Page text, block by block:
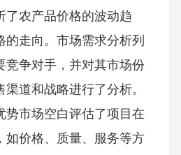
了农产品价格的波动趋
走向。市场需求分析列
竞争对手，并对其市场份
道和战略进行了分析。
势市场空白评估了项目在
如价格、质量、服务等方